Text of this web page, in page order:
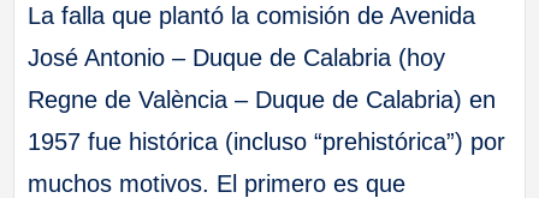
La falla que plantó la comisión de Avenida
José Antonio – Duque de Calabria (hoy
Regne de València – Duque de Calabria) en
1957 fue histórica (incluso “prehistórica”) por
muchos motivos. El primero es que